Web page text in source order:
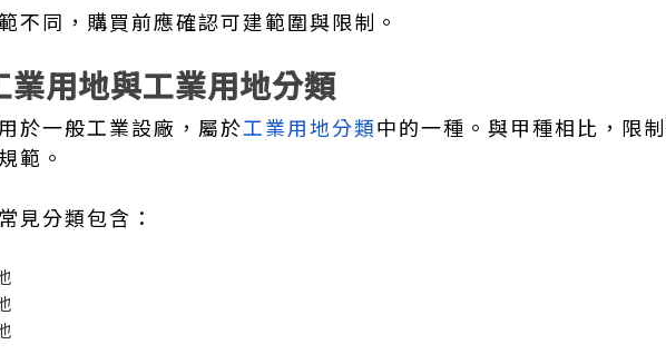
不同，購買前應確認可建範圍與限制。
業用地與工業用地分類
於一般工業設廠，屬於工業用地分類中的一種。與甲種相比，限
範。
見分類包含：